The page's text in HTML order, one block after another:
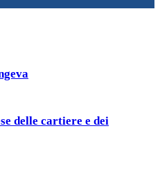
delle cartiere e dei